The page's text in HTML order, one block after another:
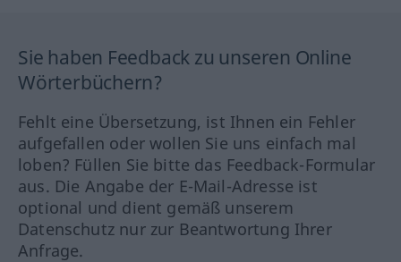
Sie haben Feedback zu unseren Online
Wörterbüchern?
Fehlt eine Übersetzung, ist Ihnen ein Fehler
aufgefallen oder wollen Sie uns einfach mal
loben? Füllen Sie bitte das Feedback-Formular
aus. Die Angabe der E-Mail-Adresse ist
optional und dient gemäß unserem
Datenschutz nur zur Beantwortung Ihrer
Anfrage.